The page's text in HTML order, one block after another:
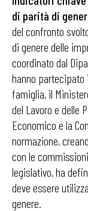
di parità di
del confronto
di genere delle
coordinato dal
hanno partecipato
famiglia, il
del Lavoro e delle
Economico e la
normazione,
con le
legislativo, ha
deve essere
genere.